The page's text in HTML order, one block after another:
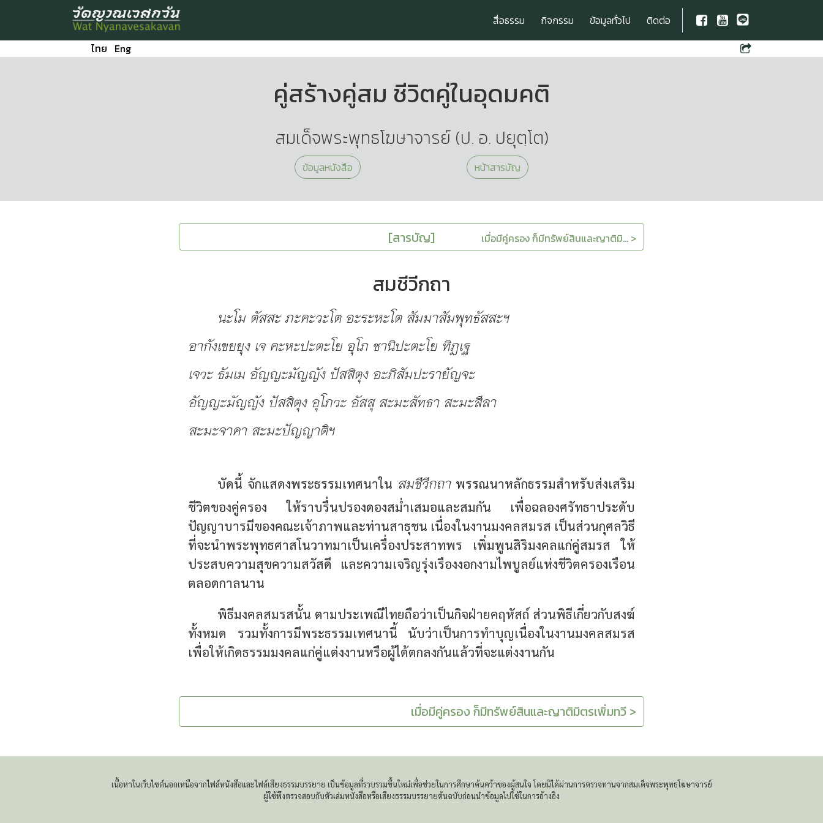
สื่อธรรม กิจกรรม ข้อมูลทั่วไป
ติดต่อ
ไทย Eng
คู่สร้างคู่สม ชีวิตคู่ในอุดมคติ
สมเด็จพระพุทธโฆษาจารย์ (ป. อ. ปยุตฺโต)
ข้อมูลหนังสือ หน้าสารบัญ
[สารบัญ] เมื่อมีคู่ครอง ก็มีทรัพย์สินและญาติมิ... >
สมชีวีกถา
นะโม ตัสสะ ภะคะวะโต อะระหะโต สัมมาสัมพุทธัสสะฯ
อากังเขยยุง เจ คะหะปะตะโย อุโภ ชานิปะตะโย ทิฏเฐ
เจวะ ธัมเม อัญญะมัญญัง ปัสสิตุง อะภิสัมปะรายัญจะ
อัญญะมัญญัง ปัสสิตุง อุโภวะ อัสสุ สะมะสัทธา สะมะสีลา
สะมะจาคา สะมะปัญญาติฯ
บัดนี้ จักแสดงพระธรรมเทศนาใน สมชีวีกถาพรรณนาหลักธรรมสำหรับส่งเสริม
ชีวิตของคู่ครอง ให้ราบรื่นปรองดองสม่ำเสมอและสมกัน เพื่อฉลองศรัทธาประดับ
ปัญญาบารมีของคณะเจ้าภาพและท่านสาธุชน เนื่องในงานมงคลสมรส เป็นส่วนกุศลวิธี
ที่จะนำพระพุทธศาสโนวาทมาเป็นเครื่องประสาทพร เพิ่มพูนสิริมงคลแก่คู่สมรส ให้
ประสบความสุขความสวัสดี และความเจริญรุ่งเรืองงอกงามไพบูลย์แห่งชีวิตครองเรือน
ตลอดกาลนาน
พิธีมงคลสมรสนั้น ตามประเพณีไทยถือว่าเป็นกิจฝ่ายคฤหัสถ์ ส่วนพิธีเกี่ยวกับสงฆ์
ทั้งหมด รวมทั้งการมีพระธรรมเทศนานี้ นับว่าเป็นการทำบุญเนื่องในงานมงคลสมรส
เพื่อให้เกิดธรรมมงคลแก่คู่แต่งงานหรือผู้ได้ตกลงกันแล้วที่จะแต่งงานกัน
เมื่อมีคู่ครอง ก็มีทรัพย์สินและญาติมิตรเพิ่มทวี >
เนื้อหาในเว็บไซต์นอกเหนือจากไฟล์หนังสือและไฟล์เสียงธรรมบรรยาย เป็นข้อมูลที่รวบรวมขึ้นใหม่เพื่อช่วยในการศึกษาค้นคว้าของผู้สนใจ โดยมิได้ผ่านการตรวจทานจากสมเด็จพระพุทธโฆษาจารย์
ผู้ใช้พึงตรวจสอบกับตัวเล่มหนังสือหรือเสียงธรรมบรรยายต้นฉบับก่อนนำข้อมูลไปใช้ในการอ้างอิง